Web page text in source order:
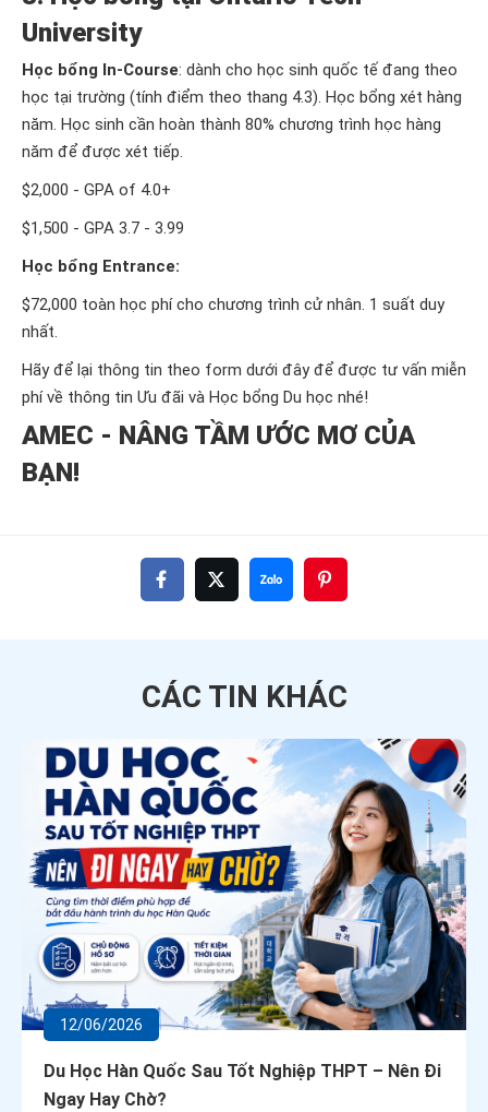
University
Học bổng In-Course: dành cho học sinh quốc tế đang theo
học tại trường (tính điểm theo thang 4.3). Học bổng xét hàng
năm. Học sinh cần hoàn thành 80% chương trình học hàng
năm để được xét tiếp.
$2,000 - GPA of 4.0+
$1,500 - GPA 3.7 - 3.99
Học bổng Entrance:
$72,000 toàn học phí cho chương trình cử nhân. 1 suất duy
nhất.
Hãy để lại thông tin theo form dưới đây để được tư vấn miễn
phí về thông tin Ưu đãi và Học bổng Du học nhé!
AMEC - NÂNG TẦM ƯỚC MƠ CỦA
BẠN!
CÁC TIN KHÁC
12/06/2026
Du Học Hàn Quốc Sau Tốt Nghiệp THPT – Nên Đi
Ngay Hay Chờ?